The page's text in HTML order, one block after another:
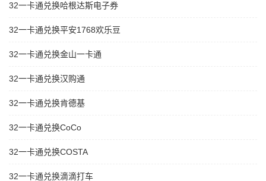
32一卡通兑换哈根达斯电子券
32一卡通兑换平安1768欢乐豆
32一卡通兑换金山一卡通
32一卡通兑换汉购通
32一卡通兑换肯德基
32一卡通兑换CoCo
32一卡通兑换COSTA
32一卡通兑换滴滴打车